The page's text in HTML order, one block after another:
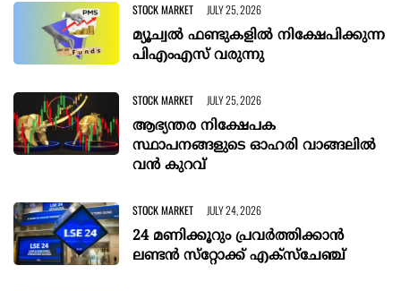
STOCK MARKET JULY 25, 2026
മ്യൂച്വൽ ഫണ്ടുകളിൽ നിക്ഷേപിക്കുന്ന
പിഎംഎസ് വരുന്നു
STOCK MARKET JULY 25, 2026
ആഭ്യന്തര നിക്ഷേപക
സ്ഥാപനങ്ങളുടെ ഓഹരി വാങ്ങലിൽ
വൻ കുറവ്
STOCK MARKET JULY 24, 2026
24 മണിക്കൂറും പ്രവർത്തിക്കാൻ
ലണ്ടൻ സ്‌റ്റോക്ക് എക്‌സ്‌ചേഞ്ച്